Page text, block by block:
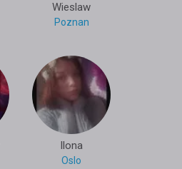
Wieslaw
Poznan
Ilona
Oslo